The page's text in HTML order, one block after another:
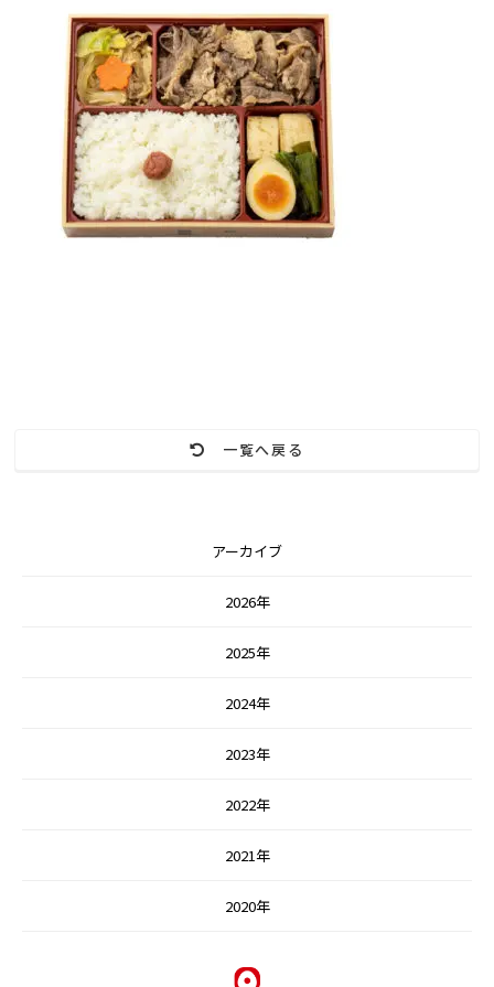
一覧へ戻る
アーカイブ
2026年
2025年
2024年
2023年
2022年
2021年
2020年